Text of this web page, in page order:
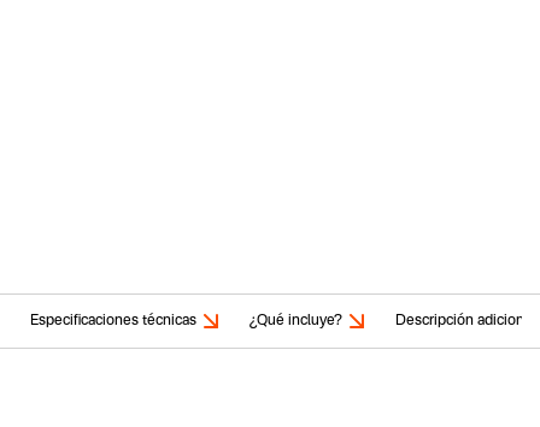
Especificaciones técnicas ¿Qué incluye? Descripción adicional